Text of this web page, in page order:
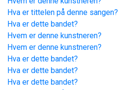
Hva er tittelen på denne sangen?
Hva er dette bandet?
Hvem er denne kunstneren?
Hvem er denne kunstneren?
Hva er dette bandet?
Hva er dette bandet?
Hva er dette bandet?